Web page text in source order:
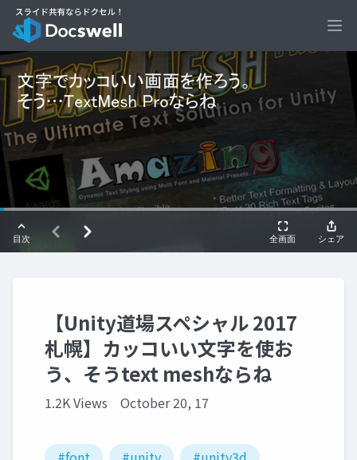
【Unity道場スペシャル 2017
札幌】カッコいい文字を使お
う、そうtext meshならね
1.2K Views October 20, 17